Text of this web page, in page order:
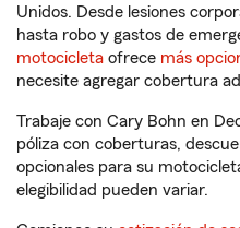
Unidos. Desde lesiones
hasta robo y gastos de
motocicleta ofrece más
necesite agregar cobertura
Trabaje con Cary Bohn en
póliza con coberturas,
opcionales para su
elegibilidad pueden variar.